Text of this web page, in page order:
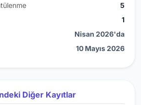
5
1
Nisan 2026'da
10 Mayıs 2026
Diğer Kayıtlar